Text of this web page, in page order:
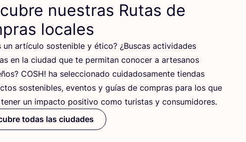
nuestras Rutas de
locales
un artícu­lo sos­te­ni­ble y éti­co? ¿Bus­cas acti­vi­da­des
en la ciu­dad que te per­mi­tan cono­cer a arte­sa­nos
COSH! ha selec­cio­na­do cui­da­do­sa­men­te tien­das
sos­te­ni­bles, even­tos y guías de com­pras para los que
un impac­to posi­ti­vo como turis­tas y consumidores.
todas las ciudades